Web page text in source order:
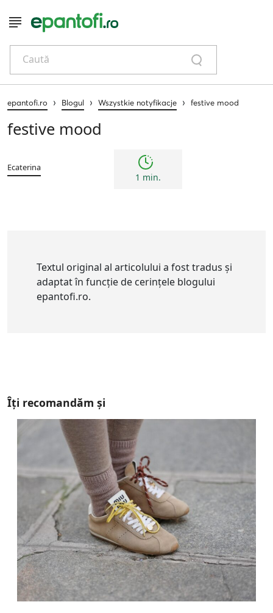
Caută
epantofi.ro › Blogul › Wszystkie notyfikacje › festive mood
festive mood
Ecaterina
1 min.
Textul original al articolului a fost tradus și
adaptat în funcție de cerințele blogului
epantofi.ro.
Îți recomandăm și